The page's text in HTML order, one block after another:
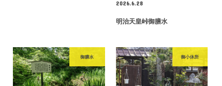
2026.6.28
明治天皇峠御膳水
御膳水 御小休所